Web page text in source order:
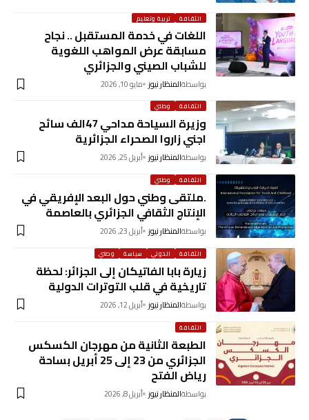
الثقافة تربية وتعليم
اللغات في خدمة المستقبل .. نجاح
مسابقة عرض المواهب اللغوية
للشباب الصيني والجزائري
بواسطةالمنظار نيوز مايو 10, 2026
الثقافة وطني
وزيرة السياحة مداحي 47الف سائح
اجني زاروا الصحراء الجزائرية
بواسطةالمنظار نيوز أبريل 25, 2026
الثقافة وطني
.ملتقى وطني حول البعد الإفريقي في
الإنتاج الثقافي الجزائري بالعاصمة
بواسطةالمنظار نيوز أبريل 23, 2026
الثقافة الدولي سياسة وطني
زيارة بابا الفاتيكان إلى الجزائر: لحظة
تاريخية في قلب التوترات الدولية
بواسطةالمنظار نيوز أبريل 12, 2026
الثقافة
الطبعة الثانية من مهرجان الكسكس
الجزائري من 23 إلى 25 أبريل بساحة
رياض الفتح
بواسطةالمنظار نيوز أبريل 8, 2026